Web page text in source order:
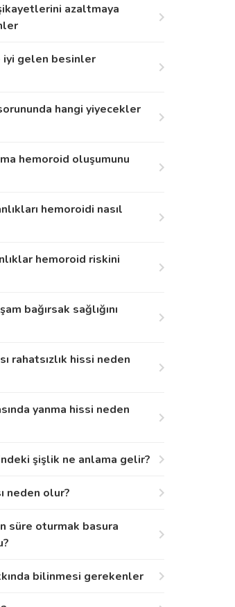
azaltmaya
iyi gelen besinler
hangi yiyecekler
hemoroid oluşumunu
hemoroidi nasıl
hemoroid riskini
bağırsak sağlığını
rahatsızlık hissi neden
yanma hissi neden
şişlik ne anlama gelir?
neden olur?
süre oturmak basura
bilinmesi gerekenler